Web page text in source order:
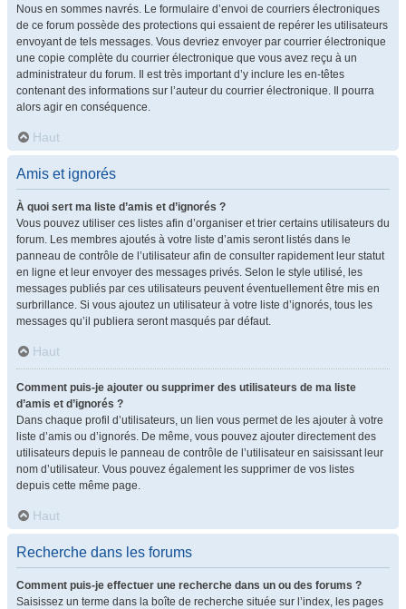
Nous en sommes navrés. Le formulaire d’envoi de courriers électroniques
de ce forum possède des protections qui essaient de repérer les utilisateurs
envoyant de tels messages. Vous devriez envoyer par courrier électronique
une copie complète du courrier électronique que vous avez reçu à un
administrateur du forum. Il est très important d’y inclure les en-têtes
contenant des informations sur l’auteur du courrier électronique. Il pourra
alors agir en conséquence.
Haut
Amis et ignorés
À quoi sert ma liste d’amis et d’ignorés ?
Vous pouvez utiliser ces listes afin d’organiser et trier certains utilisateurs du
forum. Les membres ajoutés à votre liste d’amis seront listés dans le
panneau de contrôle de l’utilisateur afin de consulter rapidement leur statut
en ligne et leur envoyer des messages privés. Selon le style utilisé, les
messages publiés par ces utilisateurs peuvent éventuellement être mis en
surbrillance. Si vous ajoutez un utilisateur à votre liste d’ignorés, tous les
messages qu’il publiera seront masqués par défaut.
Haut
Comment puis-je ajouter ou supprimer des utilisateurs de ma liste
d’amis et d’ignorés ?
Dans chaque profil d’utilisateurs, un lien vous permet de les ajouter à votre
liste d’amis ou d’ignorés. De même, vous pouvez ajouter directement des
utilisateurs depuis le panneau de contrôle de l’utilisateur en saisissant leur
nom d’utilisateur. Vous pouvez également les supprimer de vos listes
depuis cette même page.
Haut
Recherche dans les forums
Comment puis-je effectuer une recherche dans un ou des forums ?
Saisissez un terme dans la boîte de recherche située sur l’index, les pages